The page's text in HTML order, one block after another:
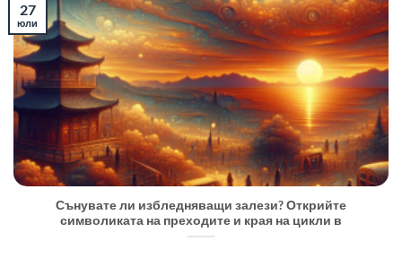
Сънувате ли избледняващи залези? Открийте
символиката на преходите и края на цикли в
27
юли